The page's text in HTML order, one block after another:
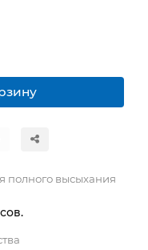
полного высыхания